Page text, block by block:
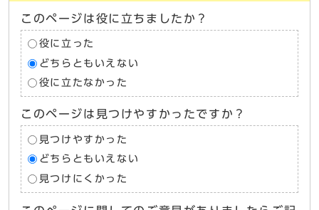
このページは役に立ちましたか？
役に立った
どちらともいえない
役に立たなかった
このページは見つけやすかったですか？
見つけやすかった
どちらともいえない
見つけにくかった